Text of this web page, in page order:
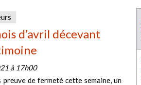
d’avril décevant
à 17h00
de fermeté cette semaine, un